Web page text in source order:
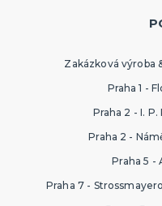
Zakázková výroba
Praha 1 -
Praha 2 - I.
Praha 2 -
Praha 5 -
Praha 7 -